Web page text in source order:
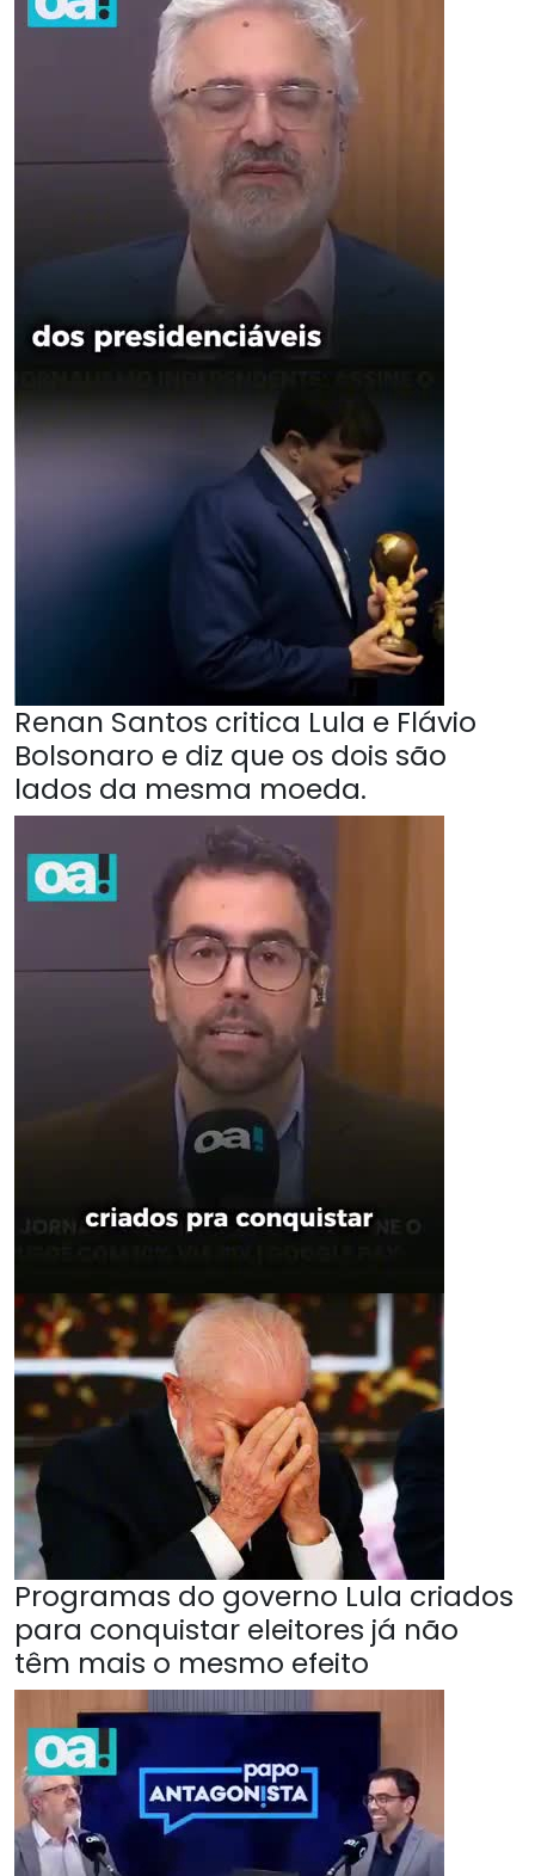
Renan Santos critica Lula e Flávio
Bolsonaro e diz que os dois são
lados da mesma moeda.
Programas do governo Lula criados
para conquistar eleitores já não
têm mais o mesmo efeito